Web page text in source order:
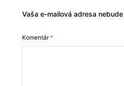
Vaša e-mailová adresa
Komentár*